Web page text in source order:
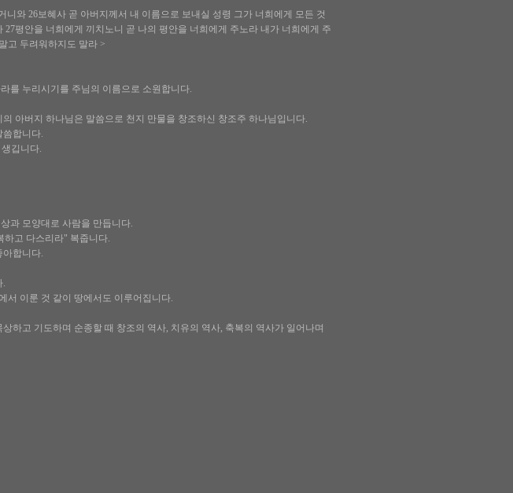
와 26보혜사 곧 아버지께서 내 이름으로 보내실 성령 그가 너희에게 모든 것
평안을 너희에게 끼치노니 곧 나의 평안을 너희에게 주노라 내가 너희에게 주
고 두려워하지도 말라 >
를 누리시기를 주님의 이름으로 소원합니다.
아버지 하나님은 말씀으로 천지 만물을 창조하신 창조주 하나님입니다.
씀합니다.
깁니다.
과 모양대로 사람을 만듭니다.
하고 다스리라" 복줍니다.
아합니다.
.
서 이룬 것 같이 땅에서도 이루어집니다.
하고 기도하며 순종할 때 창조의 역사, 치유의 역사, 축복의 역사가 일어나며